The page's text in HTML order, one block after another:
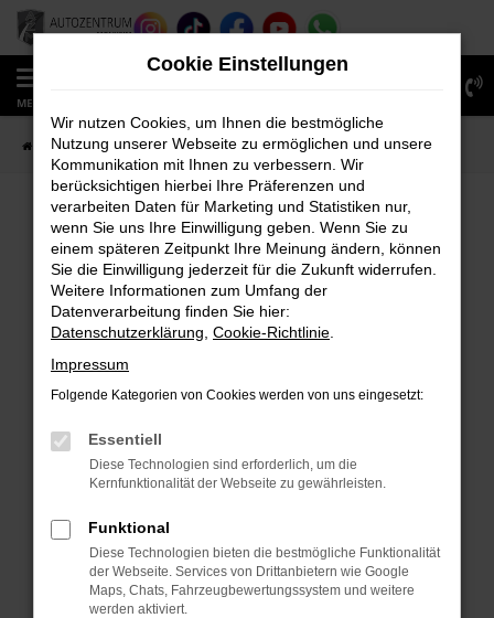
Zum
Hauptinhalt
springen
MENÜ
Startseite Fahrzeugverkauf Fahrzeug-Showroom
FEHLER: NETWORK ERROR
Beim Laden ist ein Fehler aufgetreten.
Hier sind ein paar Tipps, die dir helfen können:
Überprüfe deine Firewall und deine
Internetverbindung.
Laden andere Webseiten, zum Beispiel deine
Prüfe deine Browsererweiterungen.
Manche Erweiterungen, wie Werbeblocker,
verhindern. Funktioniert die Seite in einem
anderen Browser oder in einem privaten
Fenster?
Starte dein Gerät neu.
Cookie Einstellungen
Wir nutzen Cookies, um Ihnen die bestmögliche
Nutzung unserer Webseite zu ermöglichen und unsere
Kommunikation mit Ihnen zu verbessern. Wir
berücksichtigen hierbei Ihre Präferenzen und
verarbeiten Daten für Marketing und Statistiken nur,
wenn Sie uns Ihre Einwilligung geben. Wenn Sie zu
einem späteren Zeitpunkt Ihre Meinung ändern, können
Sie die Einwilligung jederzeit für die Zukunft widerrufen.
Weitere Informationen zum Umfang der
Datenverarbeitung finden Sie hier:
Datenschutzerklärung Cookie-Richtlinie
Impressum
Folgende Kategorien von Cookies werden von uns eingesetzt:
Essentiell
Diese Technologien sind erforderlich, um die
Kernfunktionalität der Webseite zu gewährleisten.
Funktional
Diese Technologien bieten die bestmögliche Funktionalität
der Webseite. Services von Drittanbietern wie Google
Maps, Chats, Fahrzeugbewertungssystem und weitere
werden aktiviert.